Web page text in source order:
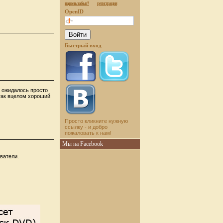
просто
вцелом хороший
пароль забыт? регистрация
OpenID
Быстрый вход
Просто кликните нужную
ссылку - и добро
пожаловать к нам!
Мы на Facebook